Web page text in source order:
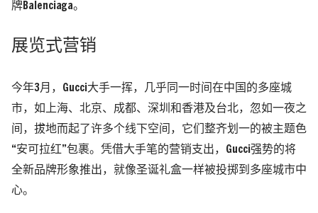
牌Balenciaga。
展览式营销
今年3月，Gucci大手一挥，几乎同一时间在中国的多座城
市，如上海、北京、成都、深圳和香港及台北，忽如一夜之
间，拔地而起了许多个线下空间，它们整齐划一的被主题色
“安可拉红”包裹。凭借大手笔的营销支出，Gucci强势的将
全新品牌形象推出，就像圣诞礼盒一样被投掷到多座城市中
心。